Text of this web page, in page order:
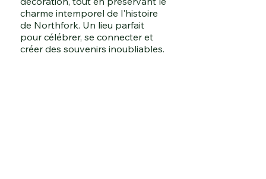
charme intemporel de l'histoire
de Northfork. Un lieu parfait
pour célébrer, se connecter et
créer des souvenirs inoubliables.